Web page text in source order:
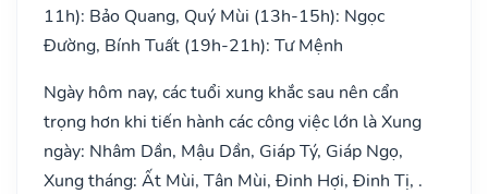
11h): Bảo Quang, Quý Mùi (13h-15h): Ngọc
Đường, Bính Tuất (19h-21h): Tư Mệnh
Ngày hôm nay, các tuổi xung khắc sau nên cẩn
trọng hơn khi tiến hành các công việc lớn là Xung
ngày: Nhâm Dần, Mậu Dần, Giáp Tý, Giáp Ngọ,
Xung tháng: Ất Mùi, Tân Mùi, Đinh Hợi, Đinh Tị, .